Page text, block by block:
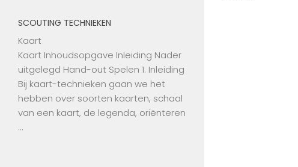
SCOUTING TECHNIEKEN
Kaart
Kaart Inhoudsopgave Inleiding Nader
uitgelegd Hand-out Spelen 1. Inleiding
Bij kaart-technieken gaan we het
hebben over soorten kaarten, schaal
van een kaart, de legenda, oriënteren
…